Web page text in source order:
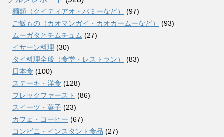
麺類（クイティアオ・バミーなど）
(97)
ご飯もの（カオマンガイ・カオカームーなど）
(93)
ムーガタとチムチュム (27)
イサーン料理 (30)
タイ料理全般（食堂・レストラン）
(83)
日本食 (100)
ステーキ・洋食 (128)
ブレックファースト (86)
スイーツ・菓子 (23)
カフェ・コーヒー (67)
コンビニ・インスタント食品 (27)